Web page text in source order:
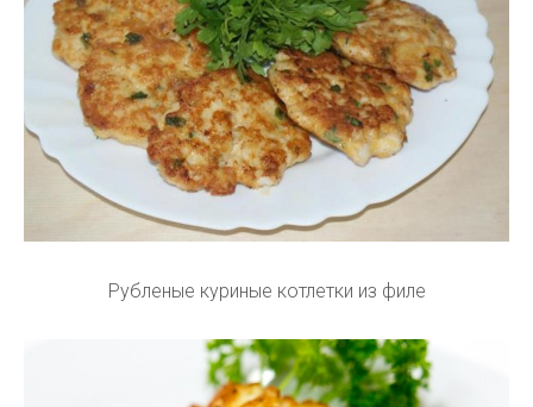
Рубленые куриные котлетки из филе